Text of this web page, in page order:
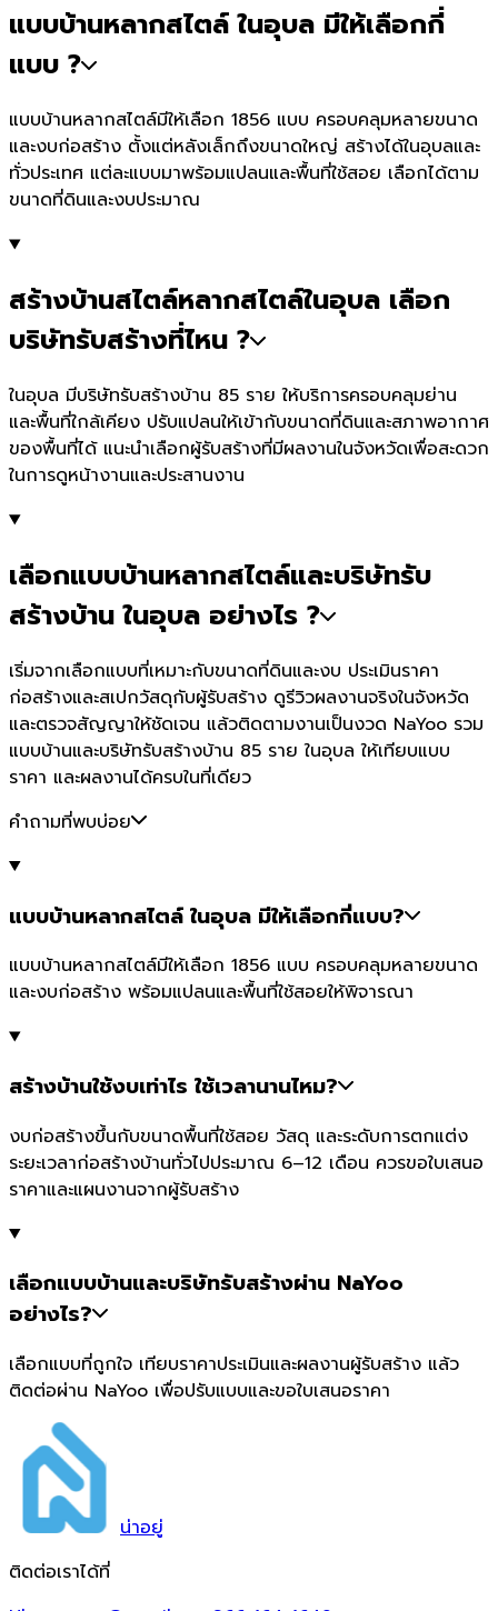
แบบบ้านหลากสไตล์ ในอุบล มีให้เลือกกี่
แบบ ?
แบบบ้านหลากสไตล์มีให้เลือก 1856 แบบ ครอบคลุมหลายขนาด
และงบก่อสร้าง ตั้งแต่หลังเล็กถึงขนาดใหญ่ สร้างได้ในอุบลและ
ทั่วประเทศ แต่ละแบบมาพร้อมแปลนและพื้นที่ใช้สอย เลือกได้ตาม
ขนาดที่ดินและงบประมาณ
สร้างบ้านสไตล์หลากสไตล์ในอุบล เลือก
บริษัทรับสร้างที่ไหน ?
ในอุบล มีบริษัทรับสร้างบ้าน 85 ราย ให้บริการครอบคลุมย่าน
และพื้นที่ใกล้เคียง ปรับแปลนให้เข้ากับขนาดที่ดินและสภาพอากาศ
ของพื้นที่ได้ แนะนำเลือกผู้รับสร้างที่มีผลงานในจังหวัดเพื่อสะดวก
ในการดูหน้างานและประสานงาน
เลือกแบบบ้านหลากสไตล์และบริษัทรับ
สร้างบ้าน ในอุบล อย่างไร ?
เริ่มจากเลือกแบบที่เหมาะกับขนาดที่ดินและงบ ประเมินราคา
ก่อสร้างและสเปกวัสดุกับผู้รับสร้าง ดูรีวิวผลงานจริงในจังหวัด
และตรวจสัญญาให้ชัดเจน แล้วติดตามงานเป็นงวด NaYoo รวม
แบบบ้านและบริษัทรับสร้างบ้าน 85 ราย ในอุบล ให้เทียบแบบ
ราคา และผลงานได้ครบในที่เดียว
คำถามที่พบบ่อย
แบบบ้านหลากสไตล์ ในอุบล มีให้เลือกกี่แบบ?
แบบบ้านหลากสไตล์มีให้เลือก 1856 แบบ ครอบคลุมหลายขนาด
และงบก่อสร้าง พร้อมแปลนและพื้นที่ใช้สอยให้พิจารณา
สร้างบ้านใช้งบเท่าไร ใช้เวลานานไหม?
งบก่อสร้างขึ้นกับขนาดพื้นที่ใช้สอย วัสดุ และระดับการตกแต่ง
ระยะเวลาก่อสร้างบ้านทั่วไปประมาณ 6–12 เดือน ควรขอใบเสนอ
ราคาและแผนงานจากผู้รับสร้าง
เลือกแบบบ้านและบริษัทรับสร้างผ่าน NaYoo
อย่างไร?
เลือกแบบที่ถูกใจ เทียบราคาประเมินและผลงานผู้รับสร้าง แล้ว
ติดต่อผ่าน NaYoo เพื่อปรับแบบและขอใบเสนอราคา
น่าอยู่
ติดต่อเราได้ที่